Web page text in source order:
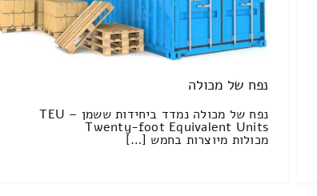
נפח של מכולה
נפח של מכולה נמדד ביחידות ששמן TEU –
Twenty-foot Equivalent Units
מכולות מיוצרות בחמש […]